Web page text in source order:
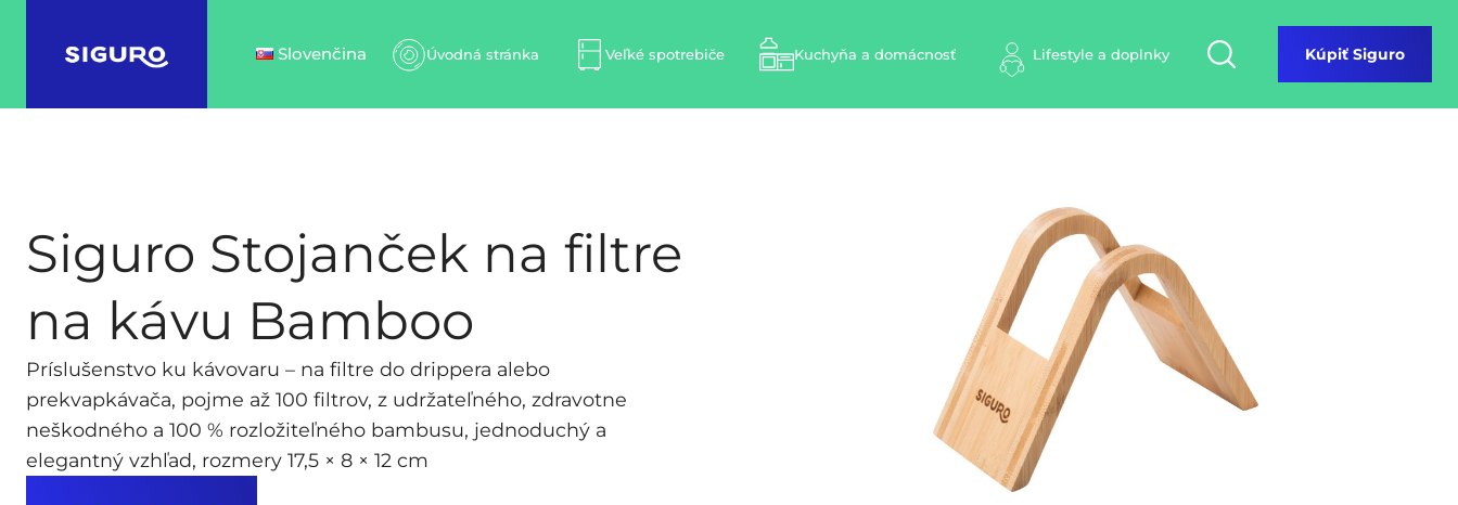
Slovenčina Úvodná stránka Veľké spotrebiče Kuchyňa a domácnosť Lifestyle a doplnky Kúpiť Siguro
Siguro Stojanček na filtre
na kávu Bamboo
Príslušenstvo ku kávovaru – na filtre do drippera alebo
prekvapkávača, pojme až 100 filtrov, z udržateľného, zdravotne
neškodného a 100 % rozložiteľného bambusu, jednoduchý a
elegantný vzhľad, rozmery 17,5 × 8 × 12 cm